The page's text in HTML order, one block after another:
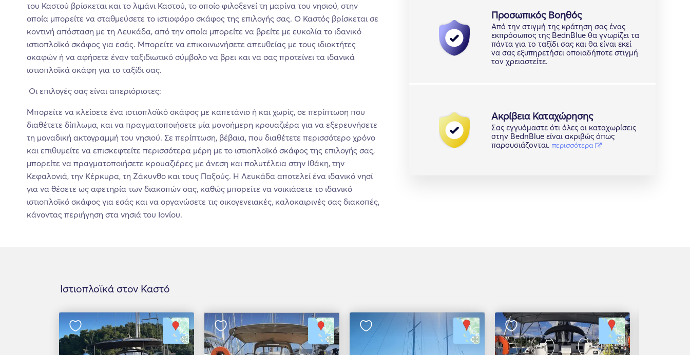
Προσωπικός Βοηθός
Από την στιγμή της κράτηση σας ένας
εκπρόσωπος της BednBlue θα γνωρίζει τα
πάντα για το ταξίδι σας και θα είναι εκεί
να σας εξυπηρετήσει οποιαδήποτε στιγμή
τον χρειαστείτε.
Ακρίβεια Καταχώρησης
Σας εγγυόμαστε ότι όλες οι καταχωρίσεις
στην BednBlue είναι ακριβώς όπως
παρουσιάζονται. περισσότερα
του Καστού βρίσκεται και το λιμάνι Καστού, το οποίο φιλοξενεί τη μαρίνα του νησιού, στην
οποία μπορείτε να σταθμεύσετε το ιστιοφόρο σκάφος της επιλογής σας. Ο Καστός βρίσκεται σε
κοντινή απόσταση με τη Λευκάδα, από την οποία μπορείτε να βρείτε με ευκολία το ιδανικό
ιστιοπλοϊκό σκάφος για εσάς. Μπορείτε να επικοινωνήσετε απευθείας με τους ιδιοκτήτες
σκαφών ή να αφήσετε έναν ταξιδιωτικό σύμβολο να βρει και να σας προτείνει τα ιδανικά
ιστιοπλοϊκά σκάφη για το ταξίδι σας.
Οι επιλογές σας είναι απεριόριστες:
Μπορείτε να κλείσετε ένα ιστιοπλοϊκό σκάφος με καπετάνιο ή και χωρίς, σε περίπτωση που
διαθέτετε δίπλωμα, και να πραγματοποιήσετε μία μονοήμερη κρουαζιέρα για να εξερευνήσετε
τη μοναδική ακτογραμμή του νησιού. Σε περίπτωση, βέβαια, που διαθέτετε περισσότερο χρόνο
και επιθυμείτε να επισκεφτείτε περισσότερα μέρη με το ιστιοπλοϊκό σκάφος της επιλογής σας,
μπορείτε να πραγματοποιήσετε κρουαζιέρες με άνεση και πολυτέλεια στην Ιθάκη, την
Κεφαλονιά, την Κέρκυρα, τη Ζάκυνθο και τους Παξούς. Η Λευκάδα αποτελεί ένα ιδανικό νησί
για να θέσετε ως αφετηρία των διακοπών σας, καθώς μπορείτε να νοικιάσετε το ιδανικό
ιστιοπλοϊκό σκάφος για εσάς και να οργανώσετε τις οικογενειακές, καλοκαιρινές σας διακοπές,
κάνοντας περιήγηση στα νησιά του Ιονίου.
Ιστιοπλοϊκά στον Καστό